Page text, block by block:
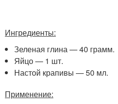
Ингредиенты:
Зеленая глина — 40 грамм.
Яйцо — 1 шт.
Настой крапивы — 50 мл.
Применение: